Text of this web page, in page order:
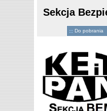
Sekcja
Do pobrania